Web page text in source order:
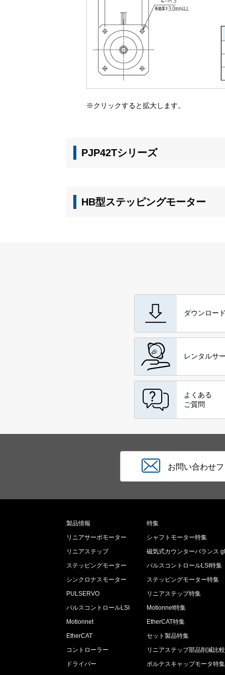
※クリックすると拡大します。
PJP42Tシリーズ
HB型ステッピングモーター
ダウンロー
レンタルサ
よくある
ご質問
お問い合わせ
製品情報
リニアサーボモーター
リニアステップ
ステッピングモーター
シンクロナスモーター
PULSERVO
パルスコントロールLSI
Motionnet
EtherCAT
コントローラー
ドライバー
特集
シャフトモーター特集
磁気式カウンターバランス
パルスコントロールLSI特集
ステッピングモーター特集
リニアステップ特集
Motionnet特集
EtherCAT特集
セット製品特集
リニアステップ部品削減比較
ポルテスキャップモータ特集